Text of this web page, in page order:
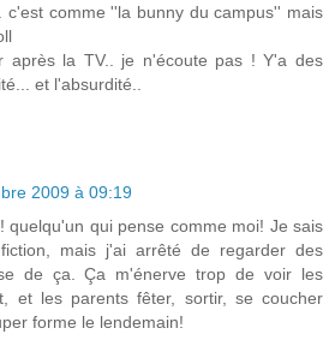
c'est comme ''la bunny du campus'' mais
après la TV.. je n'écoute pas ! Y'a des
et l'absurdité..
2009 à 09:19
quelqu'un qui pense comme moi! Je sais
mais j'ai arrêté de regarder des
de ça. Ça m'énerve trop de voir les
et les parents fêter, sortir, se coucher
forme le lendemain!